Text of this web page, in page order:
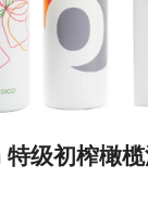
级初榨橄